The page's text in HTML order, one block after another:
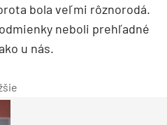
bola veľmi rôznorodá.
neboli prehľadné
u nás.